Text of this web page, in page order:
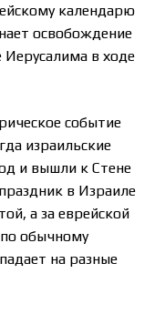
приживаются
рынка
календарю
освобождение
Иерусалима в ходе
событие
израильские
и вышли к Стене
в Израиле
а за еврейской
обычному
на разные